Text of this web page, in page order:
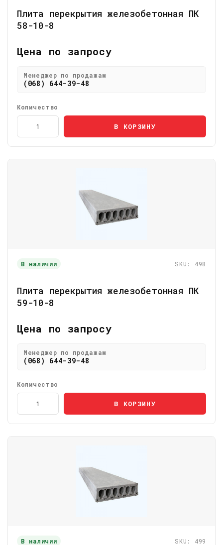
Плита перекрытия железобетонная ПК
58-10-8
Цена по запросу
Менеджер по продажам
(068) 644-39-48
Количество
В КОРЗИНУ
В наличии SKU: 498
Плита перекрытия железобетонная ПК
59-10-8
Цена по запросу
Менеджер по продажам
(068) 644-39-48
Количество
В КОРЗИНУ
В наличии SKU: 499